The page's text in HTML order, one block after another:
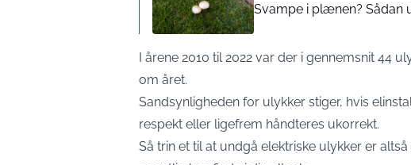
Svampe i plænen? Sådan
I årene 2010 til 2022 var der i gennemsnit 44
om året.
Sandsynligheden for ulykker stiger, hvis
respekt eller ligefrem håndteres ukorrekt.
Så trin et til at undgå elektriske ulykker er